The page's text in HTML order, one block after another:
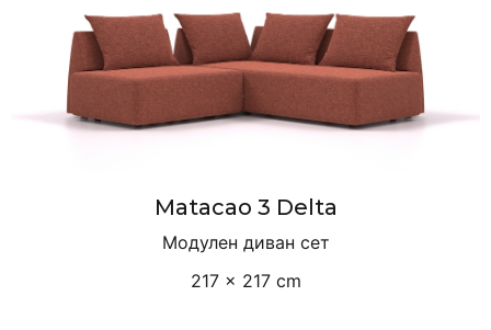
Matacao 3 Delta
Модулен диван сет
217 × 217 cm